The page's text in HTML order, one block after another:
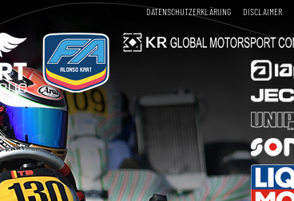
DATENSCHUTZERKLÄRUNG DISCLAIMER